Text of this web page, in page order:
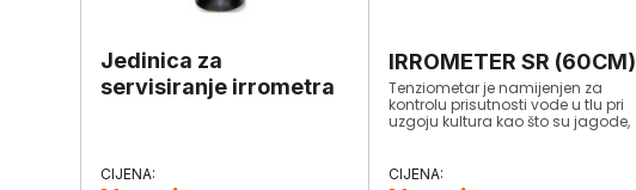
Jedinica za
servisiranje irrometra
IRROMETER SR (60CM)
Tenziometar je namijenjen za
kontrolu prisutnosti vode u tlu pri
uzgoju kultura kao što su jagode,
staklenicima, hmelj, voćke,